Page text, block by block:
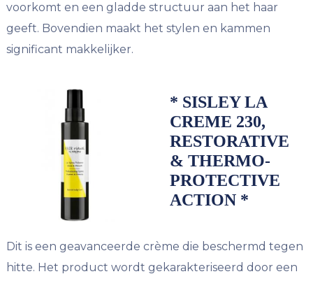
voorkomt en een gladde structuur aan het haar
geeft. Bovendien maakt het stylen en kammen
significant makkelijker.
* SISLEY LA
CREME 230,
RESTORATIVE
& THERMO-
PROTECTIVE
ACTION *
Dit is een geavanceerde crème die beschermd tegen
hitte. Het product wordt gekarakteriseerd door een